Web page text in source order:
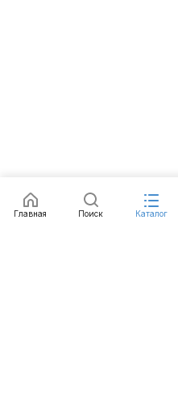
Главная Поиск Каталог